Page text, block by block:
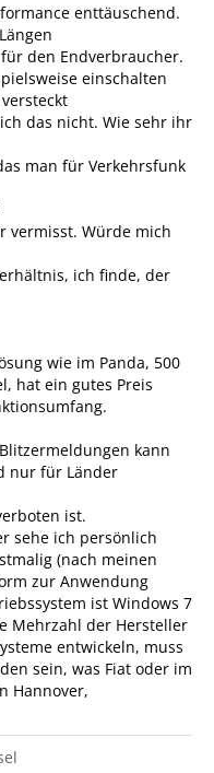
enttäuschend.
den Endverbraucher.
einschalten
das nicht. Wie sehr ihr
man für Verkehrsfunk
vermisst. Würde mich
ich finde, der
wie im Panda, 500
hat ein gutes Preis
kann
nur für Länder
ist.
sehe ich persönlich
(nach meinen
zur Anwendung
ist Windows 7
Mehrzahl der Hersteller
entwickeln, muss
sein, was Fiat oder im
Hannover,